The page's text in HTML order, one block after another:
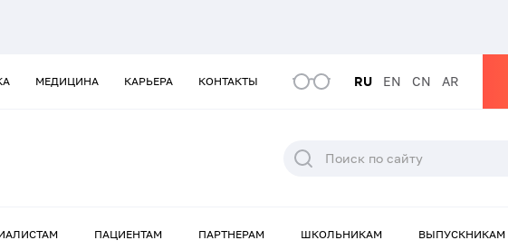
МЕДИЦИНА КАРЬЕРА КОНТАКТЫ RU EN CN AR
ПАЦИЕНТАМ ПАРТНЕРАМ ШКОЛЬНИКАМ ВЫПУСКНИКАМ